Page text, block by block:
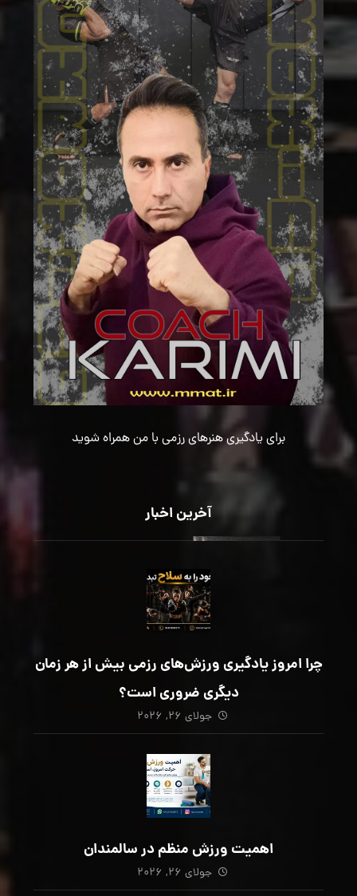
برای یادگیری هنرهای رزمی با من همراه شوید
آخرین اخبار
چرا امروز یادگیری ورزش‌های رزمی بیش از هر زمان
دیگری ضروری است؟
جولای ۲۶, ۲۰۲۶
اهمیت ورزش منظم در سالمندان
جولای ۲۶, ۲۰۲۶